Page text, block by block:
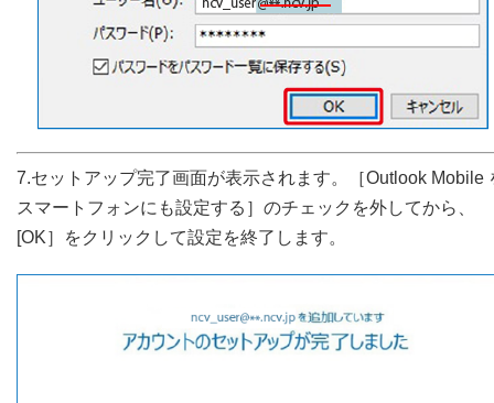
7.セットアップ完了画面が表示されます。［Outlook Mobile
スマートフォンにも設定する］のチェックを外してから、
[OK］をクリックして設定を終了します。